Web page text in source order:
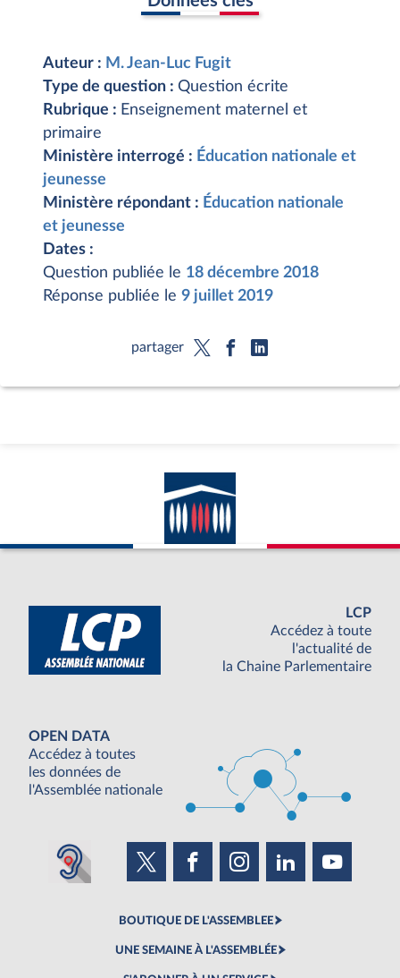
Auteur : M. Jean-Luc Fugit
Type de question : Question écrite
Rubrique : Enseignement maternel et
primaire
Ministère interrogé : Éducation nationale et
jeunesse
Ministère répondant : Éducation nationale
et jeunesse
Dates :
Question publiée le 18 décembre 2018
Réponse publiée le 9 juillet 2019
partager
LCP
Accédez à toute
l'actualité de
la Chaine Parlementaire
OPEN DATA
Accédez à toutes
les données de
l'Assemblée nationale
BOUTIQUE DE L'ASSEMBLEE
UNE SEMAINE À L'ASSEMBLÉE